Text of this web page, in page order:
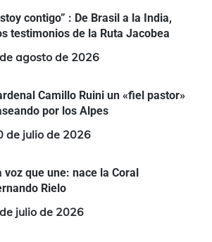
contigo” : De Brasil a la India,
testimonios de la Ruta Jacobea
agosto de 2026
Camillo Ruini un «fiel pastor»
por los Alpes
de julio de 2026
voz que une: nace la Coral
Rielo
julio de 2026